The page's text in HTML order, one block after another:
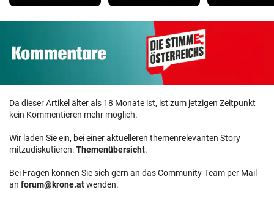
Da dieser Artikel älter als 18 Monate ist, ist zum jetzigen Zeitpunkt
kein Kommentieren mehr möglich.
Wir laden Sie ein, bei einer aktuelleren themenrelevanten Story
mitzudiskutieren:Themenübersicht.
Bei Fragen können Sie sich gern an das Community-Team per Mail
an forum@krone.atwenden.